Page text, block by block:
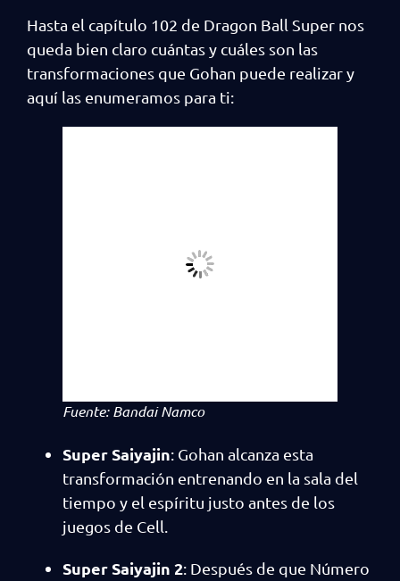
Hasta el capítulo 102 de Dragon Ball Super nos
queda bien claro cuántas y cuáles son las
transformaciones que Gohan puede realizar y
aquí las enumeramos para ti:
Fuente: Bandai Namco
Super Saiyajin: Gohan alcanza esta
transformación entrenando en la sala del
tiempo y el espíritu justo antes de los
juegos de Cell.
Super Saiyajin 2: Después de que Número